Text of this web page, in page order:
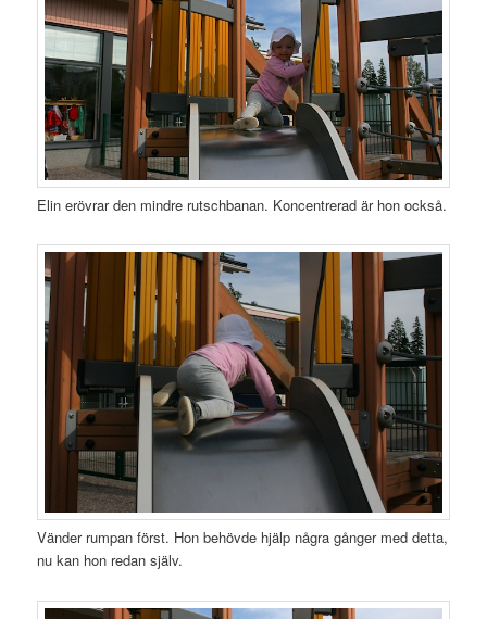
Elin erövrar den mindre rutschbanan. Koncentrerad är hon också.
Vänder rumpan först. Hon behövde hjälp några gånger med detta,
nu kan hon redan själv.